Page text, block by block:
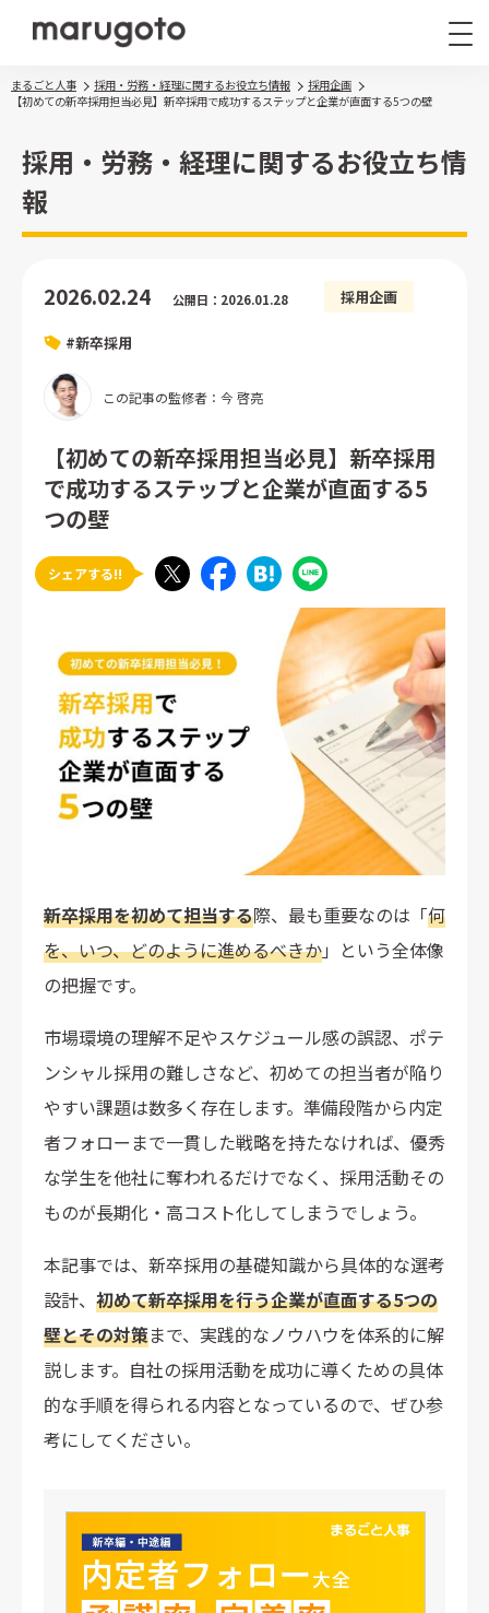
その他サービス
お役立ち情報
ナレッジ資料
ウェビナー
まるごと人事 採用・労務・経理に関するお役立ち情報
採用企画
【初めての新卒採用担当必見】新卒採用で成功するステップと企業が直面する5つの壁
採用・労務・経理に関するお役立ち情
報
2026.02.24 公開日：2026.01.28 採用企画
#新卒採用
この記事の監修者：今 啓亮
【初めての新卒採用担当必見】新卒採用
で成功するステップと企業が直面する5
つの壁
シェアする!!
新卒採用を初めて担当する際、最も重要なのは「何
を、いつ、どのように進めるべきか」という全体像
の把握です。
市場環境の理解不足やスケジュール感の誤認、ポテ
ンシャル採用の難しさなど、初めての担当者が陥り
やすい課題は数多く存在します。準備段階から内定
者フォローまで一貫した戦略を持たなければ、優秀
な学生を他社に奪われるだけでなく、採用活動その
ものが長期化・高コスト化してしまうでしょう。
本記事では、新卒採用の基礎知識から具体的な選考
設計、 初めて新卒採用を行う企業が直面する5つの
壁とその対策まで、実践的なノウハウを体系的に解
説します。自社の採用活動を成功に導くための具体
的な手順を得られる内容となっているので、ぜひ参
考にしてください。